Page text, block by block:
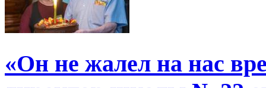
«Он не жалел на нас